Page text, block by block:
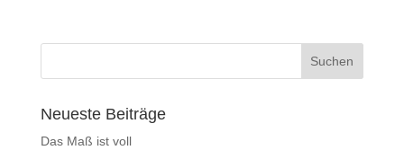
Neueste Beiträge
Das Maß ist voll